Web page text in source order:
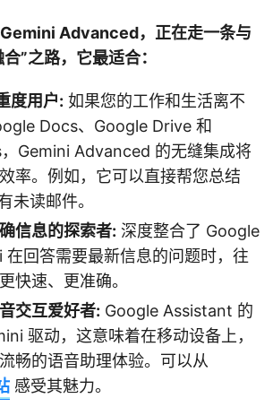
Advanced，正在走一条与
”之路，它最适合：
度用户: 如果您的工作和生活离不
Docs、Google Drive 和
Gemini Advanced 的无缝集成将
率。例如，它可以直接帮您总结
未读邮件。
信息的探索者: 深度整合了 Google
在回答需要最新信息的问题时，往
快速、更准确。
交互爱好者: Google Assistant 的
驱动，这意味着在移动设备上，
畅的语音助理体验。可以从
感受其魅力。